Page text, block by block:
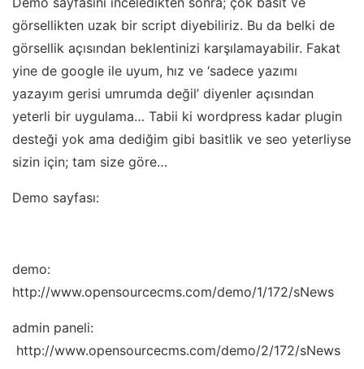
görsellikten uzak bir script diyebiliriz. Bu da belki de
görsellik açısından beklentinizi karşılamayabilir. Fakat
yine de google ile uyum, hız ve ‘sadece yazımı
yazayım gerisi umrumda değil’ diyenler açısından
yeterli bir uygulama… Tabii ki wordpress kadar plugin
desteği yok ama dediğim gibi basitlik ve seo yeterliyse
sizin için; tam size göre…
Demo sayfası:
demo:
http://www.opensourcecms.com/demo/1/172/sNews
admin paneli:
http://www.opensourcecms.com/demo/2/172/sNews